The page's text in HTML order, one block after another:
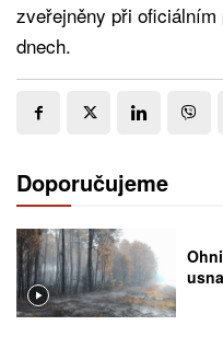
zveřejněny při
dnech.
Doporučujeme